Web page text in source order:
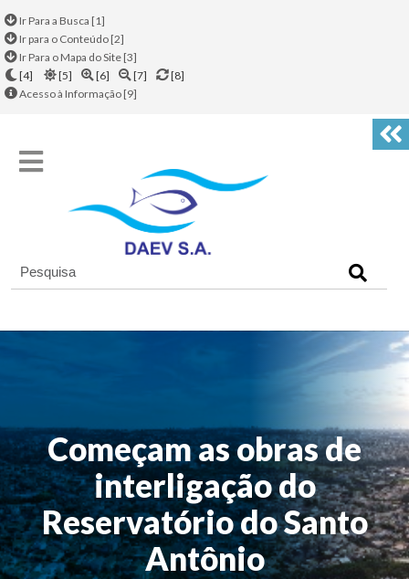
Ir Para a Busca [1]
Ir para o Conteúdo [2]
Ir Para o Mapa do Site [3]
[4]
[5] [6] [7]
[8]
Acesso à Informação [9]
Começam as obras de
interligação do
Reservatório do Santo
Antônio